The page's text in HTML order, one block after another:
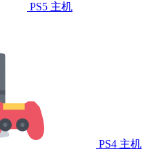
PS5 主机
PS4 主机